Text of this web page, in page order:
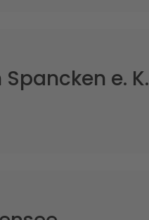
e. K.